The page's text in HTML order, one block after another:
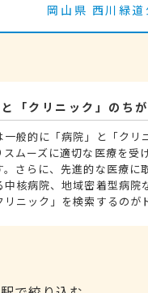
岡山県 西川緑
と「クリニック」のち
一般的に「病院」と「クリ
スムーズに適切な医療を
。さらに、先進的な医療
核病院、地域密着型病院
リニック」を検索するのが